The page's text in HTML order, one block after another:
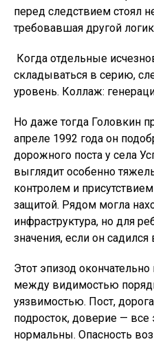
перед следствием стоял
требовавшая другой
Когда отдельные
складываться в серию,
уровень. Коллаж:
Но даже тогда Головкин
апреле 1992 года он
дорожного поста у села
выглядит особенно
контролем и
защитой. Рядом могла
инфраструктура, но для
значения, если он
Этот эпизод
между видимостью
уязвимостью. Пост,
подросток, доверие —
нормальны. Опасность